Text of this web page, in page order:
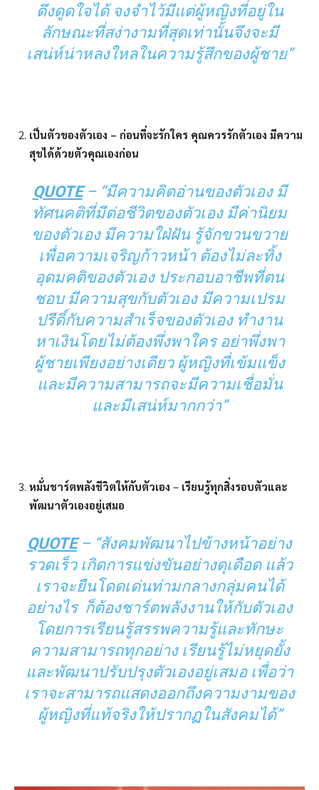
ดึงดูดใจได้ จงจำไว้มีแต่ผู้หญิงที่อยู่ใน
ลักษณะที่สง่างามที่สุดเท่านั้นจึงจะมี
เสน่ห์น่าหลงใหลในความรู้สึกของผู้ชาย”
เป็นตัวของตัวเอง – ก่อนที่จะรักใคร คุณควรรักตัวเอง มีความ
สุขได้ด้วยตัวคุณเองก่อน
QUOTE– “มีความคิดอ่านของตัวเอง มี
ทัศนคติที่มีต่อชีวิตของตัวเอง มีค่านิยม
ของตัวเอง มีความใฝ่ฝัน รู้จักขวนขวาย
เพื่อความเจริญก้าวหน้า ต้องไม่ละทิ้ง
อุดมคติของตัวเอง ประกอบอาชีพที่ตน
ชอบ มีความสุขกับตัวเอง มีความเปรม
ปรีดิ์กับความสำเร็จของตัวเอง ทำงาน
หาเงินโดยไม่ต้องพึ่งพาใคร อย่าพึ่งพา
ผู้ชายเพียงอย่างเดียว ผู้หญิงที่เข้มแข็ง
และมีความสามารถจะมีความเชื่อมั่น
และมีเสน่ห์มากกว่า”
หมั่นชาร์ตพลังชีวิตให้กับตัวเอง – เรียนรู้ทุกสิ่งรอบตัวและ
พัฒนาตัวเองอยู่เสมอ
QUOTE– “สังคมพัฒนาไปข้างหน้าอย่าง
รวดเร็ว เกิดการแข่งขันอย่างดุเดือด แล้ว
เราจะยืนโดดเด่นท่ามกลางกลุ่มคนได้
อย่างไร ก็ต้องชาร์ตพลังงานให้กับตัวเอง
โดยการเรียนรู้สรรพความรู้และทักษะ
ความสามารถทุกอย่าง เรียนรู้ไม่หยุดยั้ง
และพัฒนาปรับปรุงตัวเองอยู่เสมอ เพื่อว่า
เราจะสามารถแสดงออกถึงความงามของ
ผู้หญิงที่แท้จริงให้ปรากฏในสังคมได้”